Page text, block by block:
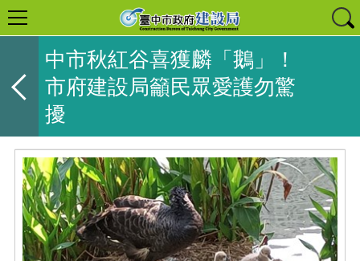
中市秋紅谷喜獲麟「鵝」！
市府建設局籲民眾愛護勿驚
擾